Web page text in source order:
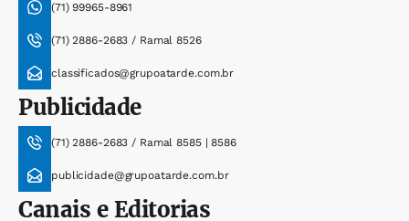
(71) 99965-8961
(71) 2886-2683 / Ramal 8526
classificados@grupoatarde.com.br
Publicidade
(71) 2886-2683 / Ramal 8585 | 8586
publicidade@grupoatarde.com.br
Canais e Editorias